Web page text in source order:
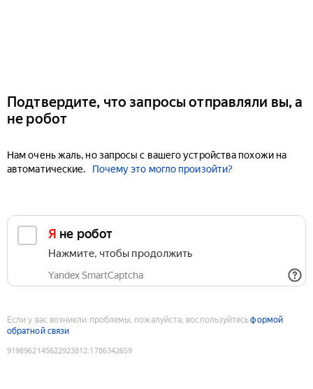
Подтвердите, что запросы отправляли вы, а
не робот
Нам очень жаль, но запросы с вашего устройства похожи на
автоматические.
Почему это могло произойти?
Я не робот
Нажмите, чтобы продолжить
Yandex SmartCaptcha
Если у вас возникли проблемы, пожалуйста, воспользуйтесьформой
обратной связи
9198962145622923812:1786342659